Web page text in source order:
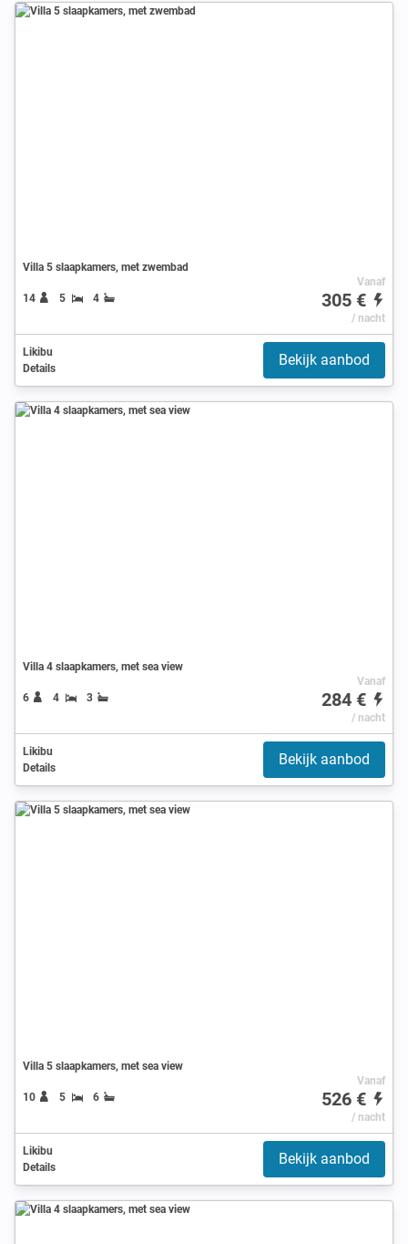
Villa 5 slaapkamers, met zwembad
14 5 4
Vanaf
305 €
/ nacht
Likibu
Details
Bekijk aanbod
Villa 4 slaapkamers, met sea view
6 4 3
Vanaf
284 €
/ nacht
Likibu
Details
Bekijk aanbod
Villa 5 slaapkamers, met sea view
10 5 6
Vanaf
526 €
/ nacht
Likibu
Details
Bekijk aanbod